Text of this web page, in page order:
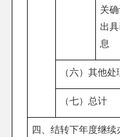
关
出
息
（六）其他处
（七）总计
四、结转下年度继续